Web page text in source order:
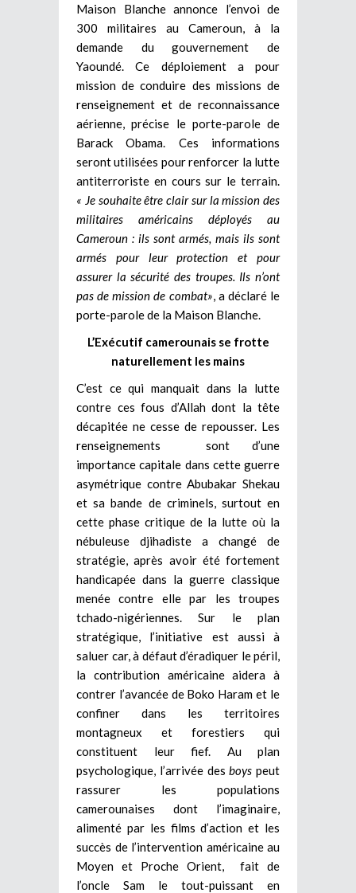
Maison Blanche annonce l’envoi de
300 militaires au Cameroun, à la
demande du gouvernement de
Yaoundé. Ce déploiement a pour
mission de conduire des missions de
renseignement et de reconnaissance
aérienne, précise le porte-parole de
Barack Obama. Ces informations
seront utilisées pour renforcer la lutte
antiterroriste en cours sur le terrain.
« Je souhaite être clair sur la mission des
militaires américains déployés au
Cameroun : ils sont armés, mais ils sont
armés pour leur protection et pour
assurer la sécurité des troupes. Ils n’ont
pas de mission de combat» , a déclaré le
porte-parole de la Maison Blanche.
L’Exécutif camerounais se frotte
naturellement les mains
C’est ce qui manquait dans la lutte
contre ces fous d’Allah dont la tête
décapitée ne cesse de repousser. Les
renseignements sont d’une
importance capitale dans cette guerre
asymétrique contre Abubakar Shekau
et sa bande de criminels, surtout en
cette phase critique de la lutte où la
nébuleuse djihadiste a changé de
stratégie, après avoir été fortement
handicapée dans la guerre classique
menée contre elle par les troupes
tchado-nigériennes. Sur le plan
stratégique, l’initiative est aussi à
saluer car, à défaut d’éradiquer le péril,
la contribution américaine aidera à
contrer l’avancée de Boko Haram et le
confiner dans les territoires
montagneux et forestiers qui
constituent leur fief. Au plan
psychologique, l’arrivée desboys peut
rassurer les populations
camerounaises dont l’imaginaire,
alimenté par les films d’action et les
succès de l’intervention américaine au
Moyen et Proche Orient, fait de
l’oncle Sam le tout-puissant en